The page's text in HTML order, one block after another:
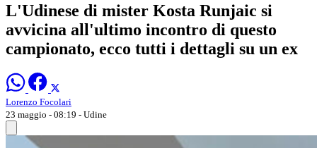
L'Udinese di mister Kosta Runjaic si
avvicina all'ultimo incontro di questo
campionato, ecco tutti i dettagli su un ex
Lorenzo Focolari
23 maggio - 08:19 - Udine